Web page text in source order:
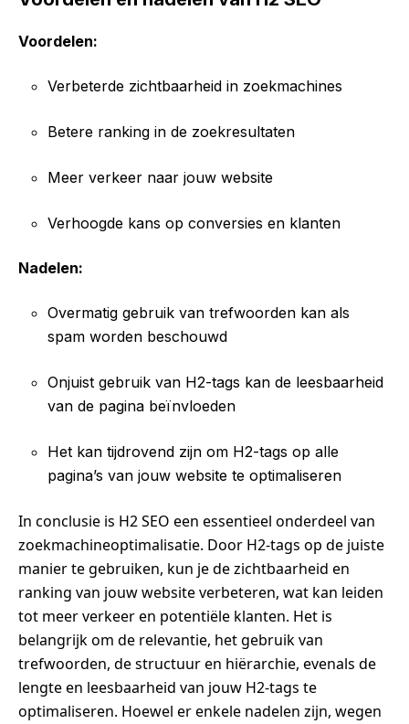
Voordelen:
Verbeterde zichtbaarheid in zoekmachines
Betere ranking in de zoekresultaten
Meer verkeer naar jouw website
Verhoogde kans op conversies en klanten
Nadelen:
Overmatig gebruik van trefwoorden kan als
spam worden beschouwd
Onjuist gebruik van H2-tags kan de leesbaarheid
van de pagina beïnvloeden
Het kan tijdrovend zijn om H2-tags op alle
pagina’s van jouw website te optimaliseren
In conclusie is H2 SEO een essentieel onderdeel van
zoekmachineoptimalisatie. Door H2-tags op de juiste
manier te gebruiken, kun je de zichtbaarheid en
ranking van jouw website verbeteren, wat kan leiden
tot meer verkeer en potentiële klanten. Het is
belangrijk om de relevantie, het gebruik van
trefwoorden, de structuur en hiërarchie, evenals de
lengte en leesbaarheid van jouw H2-tags te
optimaliseren. Hoewel er enkele nadelen zijn, wegen